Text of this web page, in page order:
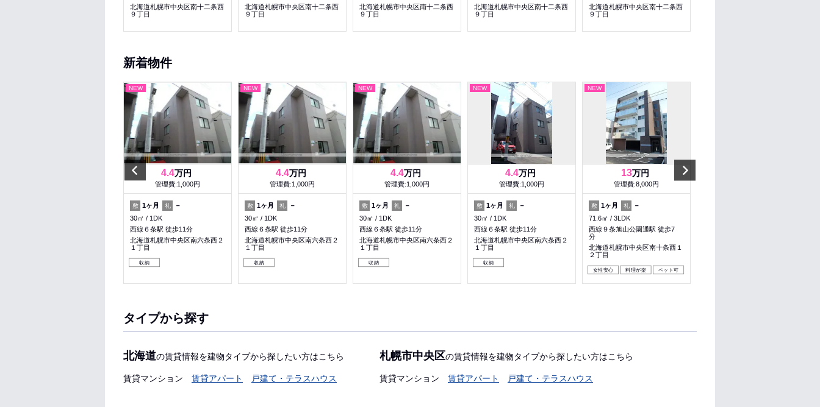
北海道札幌市中央区南十二条西
９丁目
北海道札幌市中央区南十二条西
９丁目
北海道札幌市中央区南十二条西
９丁目
北海道札幌市中央区南十二条西
９丁目
北海道札幌市中央区南十二条西
９丁目
新着物件
Previous
NEW
4.4万円
管理費:1,000円
敷 1ヶ月 礼
－
30㎡
1DK
西線６条駅 徒歩11分
北海道札幌市中央区南六条西２
１丁目
収納
NEW
4.4万円
管理費:1,000円
敷 1ヶ月 礼
－
30㎡
1DK
西線６条駅 徒歩11分
北海道札幌市中央区南六条西２
１丁目
収納
NEW
4.4万円
管理費:1,000円
敷 1ヶ月 礼
－
30㎡
1DK
西線６条駅 徒歩11分
北海道札幌市中央区南六条西２
１丁目
収納
NEW
4.4万円
管理費:1,000円
敷 1ヶ月 礼
－
30㎡
1DK
西線６条駅 徒歩11分
北海道札幌市中央区南六条西２
１丁目
収納
NEW
13万円
管理費:8,000円
敷 1ヶ月 礼
－
71.6㎡
3LDK
西線９条旭山公園通駅 徒歩7
分
北海道札幌市中央区南十条西１
２丁目
女性安心 料理が楽 ペット可
タイプから探す
北海道の賃貸情報を建物タイプから探したい方はこちら
賃貸マンション 賃貸アパート 戸建て・テラスハウス
札幌市中央区の賃貸情報を建物タイプから探したい方はこちら
賃貸マンション 賃貸アパート 戸建て・テラスハウス